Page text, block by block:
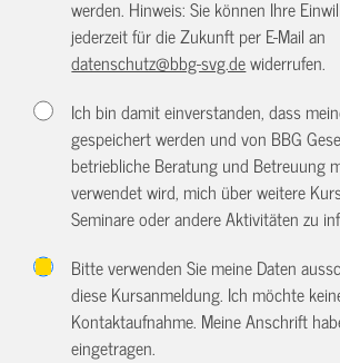
werden. Hinweis: Sie können Ihre
jederzeit für die Zukunft per E-Mail an
datenschutz@bbg-svg.dewiderrufen.
Ich bin damit einverstanden, dass
gespeichert werden und von BBG
betriebliche Beratung und Betreuung
verwendet wird, mich über weitere
Seminare oder andere Aktivitäten zu
Bitte verwenden Sie meine Daten
diese Kursanmeldung. Ich möchte
Kontaktaufnahme. Meine Anschrift
eingetragen.